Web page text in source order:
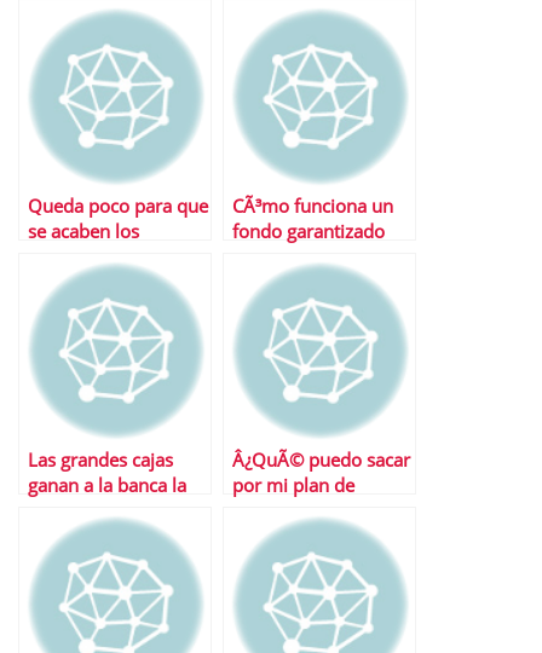
Queda poco para que
se acaben los
CÃ³mo funciona un
fondo garantizado
Las grandes cajas
ganan a la banca la
en 2010
Â¿QuÃ© puedo sacar
por mi plan de